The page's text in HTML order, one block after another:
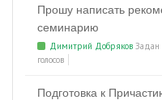
Прошу написать
семинарию
Димитрий Добряков Задан
голосов
Подготовка к